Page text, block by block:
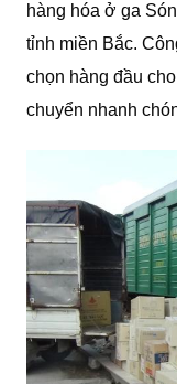
hàng hóa ở ga
tỉnh miền Bắc.
chọn hàng đầu
chuyển nhanh